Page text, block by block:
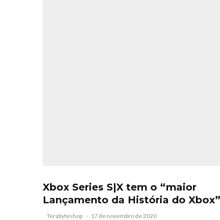
Xbox Series S|X tem o “maior
Lançamento da História do Xbox”
Terabyteshop · 17 de novembro de 2020